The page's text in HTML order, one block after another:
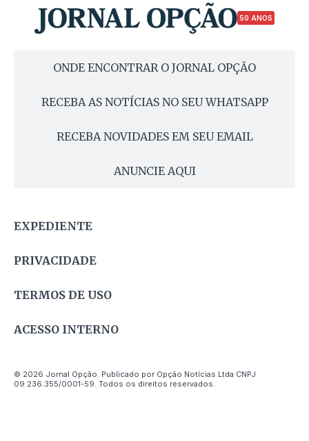
50 ANOS
ONDE ENCONTRAR O JORNAL OPÇÃO
RECEBA AS NOTÍCIAS NO SEU WHATSAPP
RECEBA NOVIDADES EM SEU EMAIL
ANUNCIE AQUI
EXPEDIENTE
PRIVACIDADE
TERMOS DE USO
ACESSO INTERNO
© 2026 Jornal Opção. Publicado por Opção Notícias Ltda CNPJ
09.236.355/0001-59. Todos os direitos reservados.